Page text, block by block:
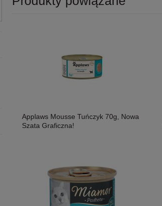
Applaws Mousse Tuńczyk 70g, Nowa
Szata Graficzna!